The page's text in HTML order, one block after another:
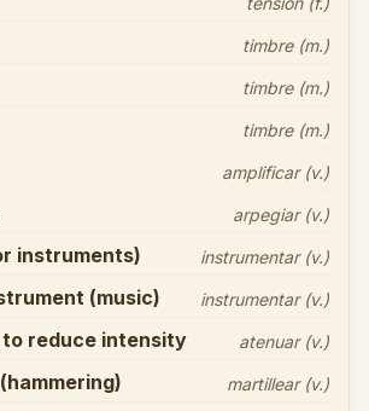
timbre (m.)
timbre (m.)
timbre (m.)
amplificar (v.)
arpegiar (v.)
instruments) instrumentar (v.)
(music) instrumentar (v.)
reduce intensity atenuar (v.)
martillear (v.)